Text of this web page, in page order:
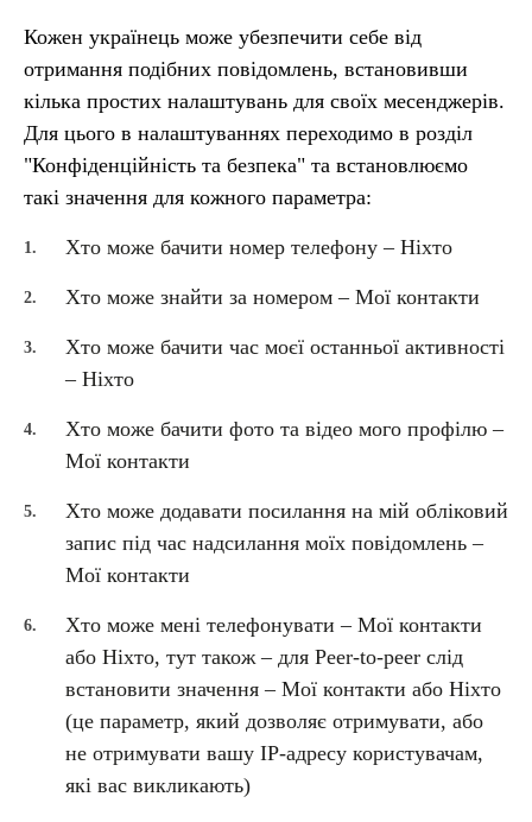
Кожен українець може убезпечити себе від
отримання подібних повідомлень, встановивши
кілька простих налаштувань для своїх месенджерів.
Для цього в налаштуваннях переходимо в розділ
"Конфіденційність та безпека" та встановлюємо
такі значення для кожного параметра:
Хто може бачити номер телефону – Ніхто
Хто може знайти за номером – Мої контакти
Хто може бачити час моєї останньої активності
– Ніхто
Хто може бачити фото та відео мого профілю –
Мої контакти
Хто може додавати посилання на мій обліковий
запис під час надсилання моїх повідомлень –
Мої контакти
Хто може мені телефонувати – Мої контакти
або Ніхто, тут також – для Peer-to-peer слід
встановити значення – Мої контакти або Ніхто
(це параметр, який дозволяє отримувати, або
не отримувати вашу IP-адресу користувачам,
які вас викликають)